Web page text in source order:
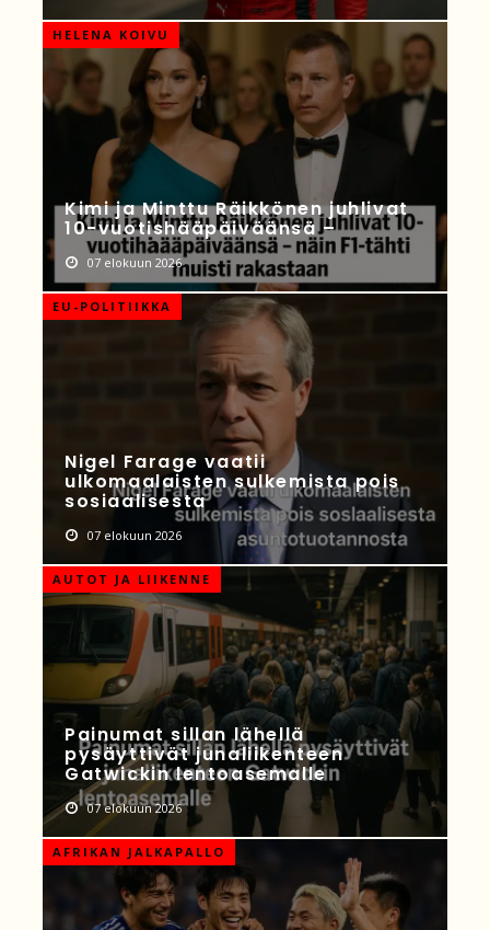
HELENA KOIVU
Kimi ja Minttu Räikkönen juhlivat
10-vuotishääpäiväänsä –
07 elokuun 2026
EU-POLITIIKKA
Nigel Farage vaatii
ulkomaalaisten sulkemista pois
sosiaalisesta
07 elokuun 2026
AUTOT JA LIIKENNE
Painumat sillan lähellä
pysäyttivät junaliikenteen
Gatwickin lentoasemalle
07 elokuun 2026
AFRIKAN JALKAPALLO